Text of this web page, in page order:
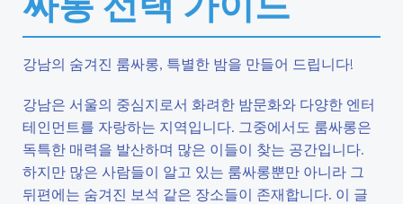
강남의 숨겨진 룸싸롱, 특별한 밤을 만들어 드립니다!
강남은 서울의 중심지로서 화려한 밤문화와 다양한 엔터
테인먼트를 자랑하는 지역입니다. 그중에서도 룸싸롱은
독특한 매력을 발산하며 많은 이들이 찾는 공간입니다.
하지만 많은 사람들이 알고 있는 룸싸롱뿐만 아니라 그
뒤편에는 숨겨진 보석 같은 장소들이 존재합니다. 이 글